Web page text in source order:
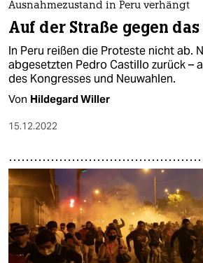
Ausnahmezustand in Peru verhängt
Auf der Straße gegen
In Peru reißen die Proteste nicht ab.
abgesetzten Pedro Castillo zurück –
des Kongresses und Neuwahlen.
Von Hildegard Willer
15.12.2022